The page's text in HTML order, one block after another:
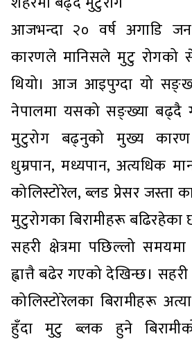
आजभन्दा २० वर्ष अगाडि
कारणले मानिसले मुटु रोगको
थियो। आज आइपुग्दा यो
नेपालमा यसको सङ्ख्या बढ्दै
मुटुरोग बढ्नुको मुख्य
धुम्रपान, मध्यपान, अत्यधिक
कोलिस्टोरेल, ब्लड प्रेसर जस्ता
मुटुरोगका बिरामीहरू बढिरहेका
सहरी क्षेत्रमा पछिल्लो
ह्वात्तै बढेर गएको देखिन्छ। सहरी
कोलिस्टोरेलका बिरामीहरू
हुँदा मुटु ब्लक हुने